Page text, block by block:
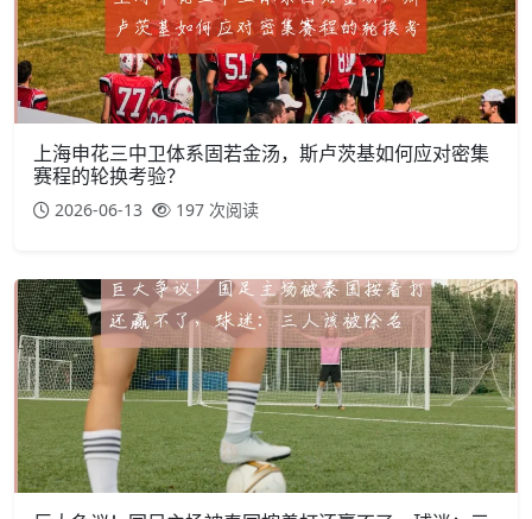
上海申花三中卫体系固若金汤，斯卢茨基如何应对密集
赛程的轮换考验？
2026-06-13 197 次阅读